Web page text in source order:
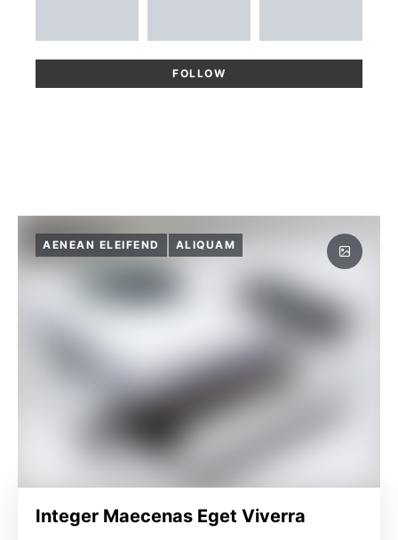
FOLLOW
AENEAN ELEIFEND ALIQUAM
Integer Maecenas Eget Viverra